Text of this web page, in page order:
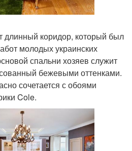
длинный коридор, который был
молодых украинских
спальни хозяев служит
бежевыми оттенками.
сочетается с обоями
Cole.